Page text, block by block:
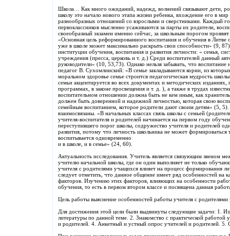
Школа… Как много ожиданий, надежд, волнений связывают дети,
школу это начало нового этапа жизни ребенка, вхождение его в
разнообразных отношений со взрослыми и сверстниками. Каждый
первоклассников мысленно усаживаются за парты их родители,
своеобразный экзамен именно сейчас, за школьным порогом
«Основная цель реформированного воспитания и обучения в Литве
уже в школе может максимально раскрыть свои способности» (9,
институции обучения, воспитания и развития личности: « семья,
учреждения (пресса, церковь и т. д.) Среди воспитателей данный
руководители» (10, 53,73). Однако нельзя забывать, что воспитание
педагог В. Сухомлинский: «В семье закладываются корни, из
моральном здоровье семье строится педагогическая мудрость
семьи акцентируется во всех документах и методических
программах, в законе просвещения и т. д. ), а также в трудах
воспитательном отношении должна быть не кем иным, как
должен быть доверенной и надежной личностью, которая свою
семейным воспитанием, которое родители дают своим детям» (5,
взаимосвязаны. «В начальных классах связь школы с семьей
учителя-воспитателя и родителей начинается на первом году
переступившего порог школы, содружество учителя и родителей
развития, потому что личность школьника не может формироваться
воспитывается одновременно
и в школе, и в семье» (24, 60).
Актуальность исследования. Учитель является связующим звеном
учителю начальной школы, где он один выполняет не только
учителя с родителями учащихся влияет на процесс формирования
следует отметить, что данное общение имеет ряд особенностей на
факторов. Изучению этих факторов, влияющих на особенности
обучения, то есть в первом втором классе и посвящена данная
Цель работы выяснение особенностей работы учителя с родителями
Для достижения этой цели были выдвинуты следующие задачи: 1.
литературы по данной теме. 2. Знакомство с практической работой
и родителей. 4. Анкетный и устный опрос учителей и родителей. 5.